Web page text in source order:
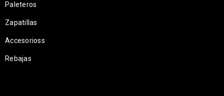
Paleteros
Zapatillas
Accesorioss
Rebajas